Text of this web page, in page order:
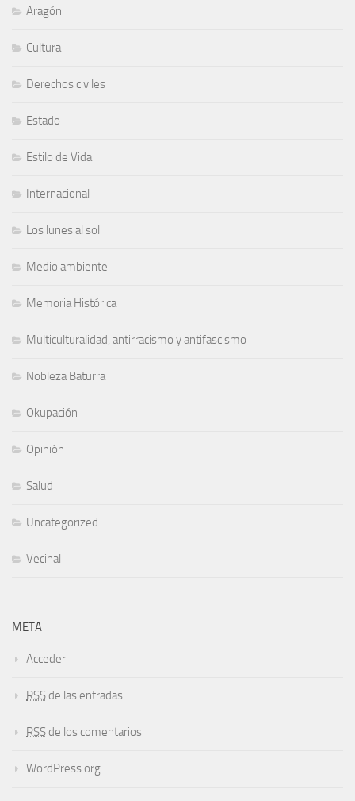
Aragón
Cultura
Derechos civiles
Estado
Estilo de Vida
Internacional
Los lunes al sol
Medio ambiente
Memoria Histórica
Multiculturalidad, antirracismo y antifascismo
Nobleza Baturra
Okupación
Opinión
Salud
Uncategorized
Vecinal
META
Acceder
RSS de las entradas
RSS de los comentarios
WordPress.org